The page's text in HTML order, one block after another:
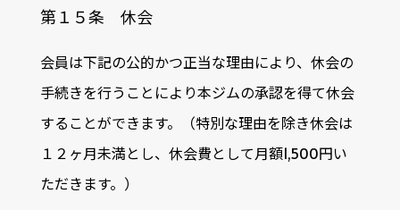
第１５条 休会
会員は下記の公的かつ正当な理由により、休会の
手続きを行うことにより本ジムの承認を得て休会
することができます。（特別な理由を除き休会は
１２ヶ月未満とし、休会費として月額1,500円い
ただきます。）